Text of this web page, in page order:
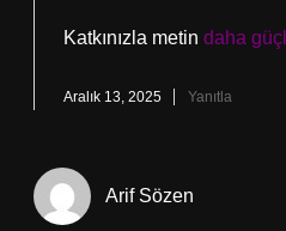
Katkınızla metin daha
Aralık 13, 2025 Yanıtla
Arif Sözen